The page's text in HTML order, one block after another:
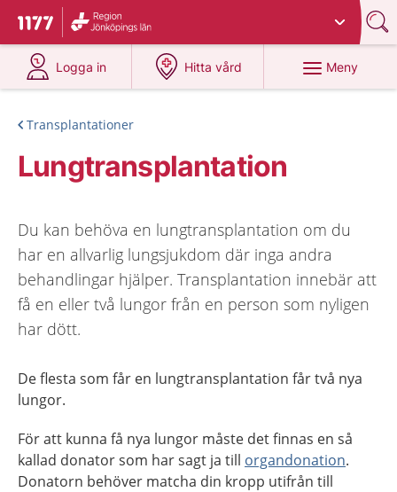
Till startsidan för 1177
Du har valt region
Logga in
på 1177.se
Hitta vård
på 1177.se
Meny
Transplantationer
Lungtransplantation
Du kan behöva en lungtransplantation om du
har en allvarlig lungsjukdom där inga andra
behandlingar hjälper. Transplantation innebär att
få en eller två lungor från en person som nyligen
har dött.
De flesta som får en lungtransplantation får två nya
lungor.
För att kunna få nya lungor måste det finnas en så
kallad donator som har sagt ja till organdonation.
Donatorn behöver matcha din kropp utifrån till